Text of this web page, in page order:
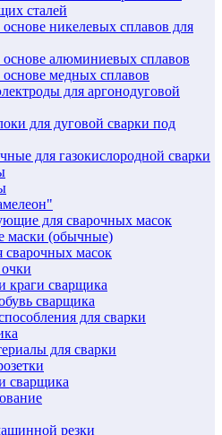
сталей
никелевых сплавов для
алюминиевых сплавов
медных сплавов
для аргонодуговой
для дуговой сварки под
для газокислородной сварки
для сварочных масок
маски (обычные)
сварочных масок
краги сварщика
сварщика
для сварки
для сварки
сварщика
резки